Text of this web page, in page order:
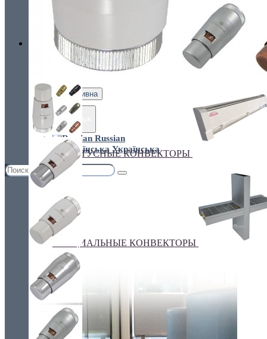
Украина, г.Киев. ул. Кирилловская,160А
Валюта
грн. Гривна
Язык
Russian
Українська
НАСТЕННЫЕ КОНВЕКТОРЫ
ПЛИНТУСНЫЕ КОНВЕКТОРЫ
СПЕЦИАЛЬНЫЕ КОНВЕКТОРЫ